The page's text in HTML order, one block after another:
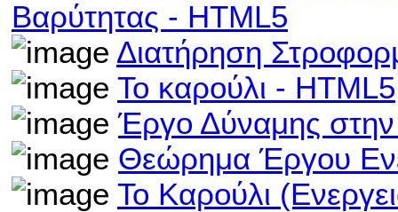
Βαρύτητας - HTML5
Διατήρηση
Το καρούλι - HTML5
Έργο Δύναμης στην
Θεώρημα Έργου
Το Καρούλι